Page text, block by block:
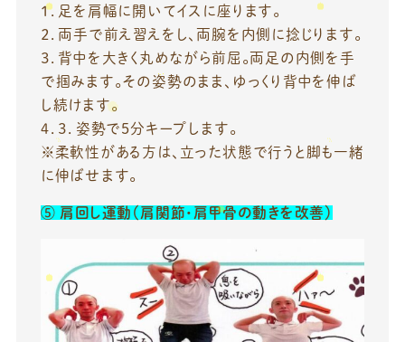
１．足を肩幅に開いてイスに座ります。
２．両手で前え習えをし、両腕を内側に捻じります。
３．背中を大きく丸めながら前屈。両足の内側を手
で掴みます。その姿勢のまま、ゆっくり背中を伸ば
し続けます。
４．３．姿勢で5分キープします。
※柔軟性がある方は、立った状態で行うと脚も一緒
に伸ばせます。
⑤ 肩回し運動（肩関節・肩甲骨の動きを改善）